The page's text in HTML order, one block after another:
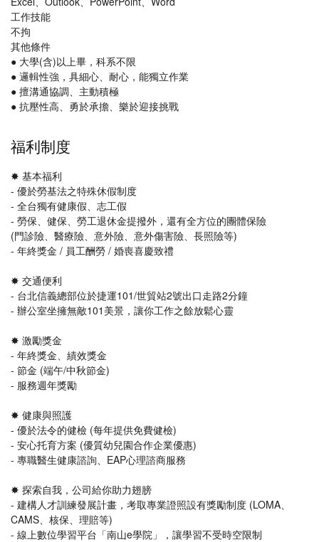
工作技能
不拘
其他條件
● 大學(含)以上畢，科系不限
● 邏輯性強，具細心、耐心，能獨立作業
● 擅溝通協調、主動積極
● 抗壓性高、勇於承擔、樂於迎接挑戰
福利制度
✸ 基本福利
- 優於勞基法之特殊休假制度
- 全台獨有健康假、志工假
- 勞保、健保、勞工退休金提撥外，還有全方位的團體保險
(門診險、醫療險、意外險、意外傷害險、長照險等)
- 年終獎金 / 員工酬勞 / 婚喪喜慶致禮
✸ 交通便利
- 台北信義總部位於捷運101/世貿站2號出口走路2分鐘
- 辦公室坐擁無敵101美景，讓你工作之餘放鬆心靈
✸ 激勵獎金
- 年終獎金、績效獎金
- 節金 (端午/中秋節金)
- 服務週年獎勵
✸ 健康與照護
- 優於法令的健檢 (每年提供免費健檢)
- 安心托育方案 (優質幼兒園合作企業優惠)
- 專職醫生健康諮詢、EAP心理諮商服務
✸ 探索自我，公司給你助力翅膀
- 建構人才訓練發展計畫，考取專業證照設有獎勵制度 (LOMA、
CAMS、核保、理賠等)
- 線上數位學習平台「南山e學院」，讓學習不受時空限制